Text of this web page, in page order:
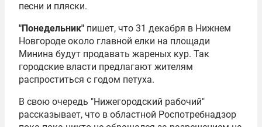
песни и пляски.
"Понедельник" пишет, что 31 декабря в Нижнем
Новгороде около главной елки на площади
Минина будут продавать жареных кур. Так
городские власти предлагают жителям
распроститься с годом петуха.
В свою очередь "Нижегородский рабочий"
рассказывает, что в областной Роспотребнадзор